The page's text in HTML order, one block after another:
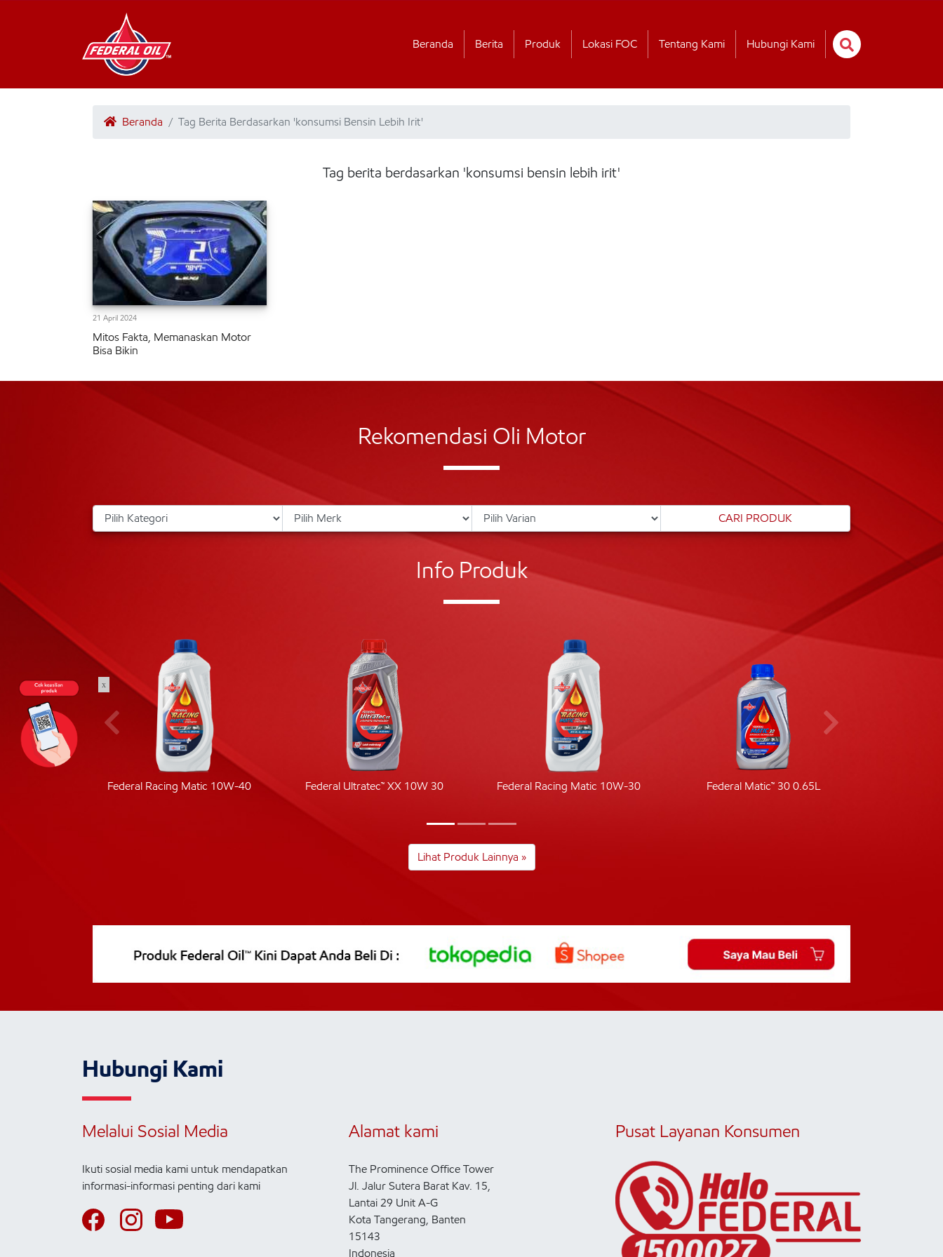
Beranda Berita Produk Lokasi FOC Tentang Kami Hubungi Kami
Beranda Tag Berita Berdasarkan 'konsumsi Bensin Lebih Irit'
Tag berita berdasarkan 'konsumsi bensin lebih irit'
21 April 2024
Mitos Fakta, Memanaskan Motor
Bisa Bikin
Rekomendasi Oli Motor
Info Produk
Federal Racing Matic 10W-40 Federal Ultratec™ XX 10W 30 Federal Racing Matic 10W-30 Federal Matic™ 30 0.65L
Lihat Produk Lainnya »
Hubungi Kami
Melalui Sosial Media
Ikuti sosial media kami untuk mendapatkan
informasi-informasi penting dari kami
Alamat kami
The Prominence Office Tower
Jl. Jalur Sutera Barat Kav. 15,
Lantai 29 Unit A-G
Kota Tangerang, Banten
15143
Indonesia
Pusat Layanan Konsumen
x